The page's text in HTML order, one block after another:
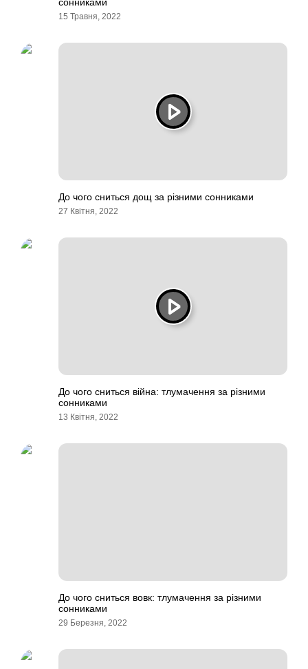
15 Травня, 2022
До чого сниться дощ за різними сонниками
27 Квітня, 2022
До чого сниться війна: тлумачення за різними
сонниками
13 Квітня, 2022
До чого сниться вовк: тлумачення за різними
сонниками
29 Березня, 2022